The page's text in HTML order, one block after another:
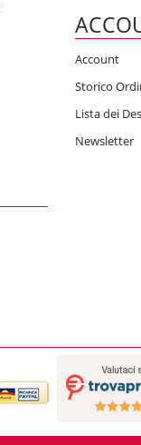
Account
Storico
Lista dei
Newsletter